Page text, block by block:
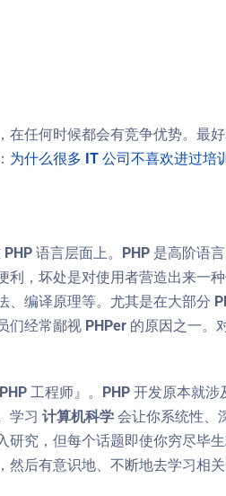
任何时候都会有竞争优势。最
为什么很多 IT 公司不喜欢进过培
语言层面上。PHP 是高阶语
利，坏处是对使用者营造出来一
编译原理等。尤其是在大部分
经常鄙视 PHPer 的原因之一。
工程师』。PHP 开发原本就
学习 计算机科学 会让你系统性、
究，但每个话题即使你穷尽毕
后有意识地、不断地去学习相